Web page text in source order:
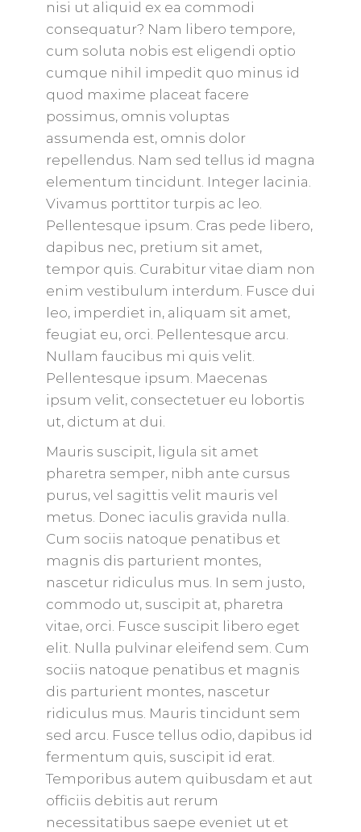
nisi ut aliquid ex ea commodi
consequatur? Nam libero tempore,
cum soluta nobis est eligendi optio
cumque nihil impedit quo minus id
quod maxime placeat facere
possimus, omnis voluptas
assumenda est, omnis dolor
repellendus. Nam sed tellus id magna
elementum tincidunt. Integer lacinia.
Vivamus porttitor turpis ac leo.
Pellentesque ipsum. Cras pede libero,
dapibus nec, pretium sit amet,
tempor quis. Curabitur vitae diam non
enim vestibulum interdum. Fusce dui
leo, imperdiet in, aliquam sit amet,
feugiat eu, orci. Pellentesque arcu.
Nullam faucibus mi quis velit.
Pellentesque ipsum. Maecenas
ipsum velit, consectetuer eu lobortis
ut, dictum at dui.
Mauris suscipit, ligula sit amet
pharetra semper, nibh ante cursus
purus, vel sagittis velit mauris vel
metus. Donec iaculis gravida nulla.
Cum sociis natoque penatibus et
magnis dis parturient montes,
nascetur ridiculus mus. In sem justo,
commodo ut, suscipit at, pharetra
vitae, orci. Fusce suscipit libero eget
elit. Nulla pulvinar eleifend sem. Cum
sociis natoque penatibus et magnis
dis parturient montes, nascetur
ridiculus mus. Mauris tincidunt sem
sed arcu. Fusce tellus odio, dapibus id
fermentum quis, suscipit id erat.
Temporibus autem quibusdam et aut
officiis debitis aut rerum
necessitatibus saepe eveniet ut et